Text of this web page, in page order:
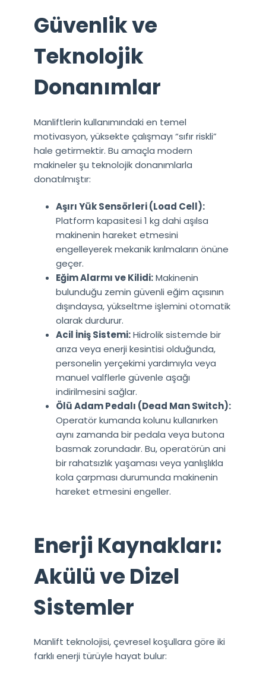
Güvenlik ve
Teknolojik
Donanımlar
Manliftlerin kullanımındaki en temel
motivasyon, yüksekte çalışmayı “sıfır riskli”
hale getirmektir. Bu amaçla modern
makineler şu teknolojik donanımlarla
donatılmıştır:
Aşırı Yük Sensörleri (Load Cell):
Platform kapasitesi 1 kg dahi aşılsa
makinenin hareket etmesini
engelleyerek mekanik kırılmaların önüne
geçer.
Eğim Alarmı ve Kilidi:Makinenin
bulunduğu zemin güvenli eğim açısının
dışındaysa, yükseltme işlemini otomatik
olarak durdurur.
Acil İniş Sistemi:Hidrolik sistemde bir
arıza veya enerji kesintisi olduğunda,
personelin yerçekimi yardımıyla veya
manuel valflerle güvenle aşağı
indirilmesini sağlar.
Ölü Adam Pedalı (Dead Man Switch):
Operatör kumanda kolunu kullanırken
aynı zamanda bir pedala veya butona
basmak zorundadır. Bu, operatörün ani
bir rahatsızlık yaşaması veya yanlışlıkla
kola çarpması durumunda makinenin
hareket etmesini engeller.
Enerji Kaynakları:
Akülü ve Dizel
Sistemler
Manlift teknolojisi, çevresel koşullara göre iki
farklı enerji türüyle hayat bulur: